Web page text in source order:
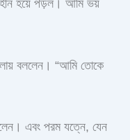
হয়ে পড়ল। আমি ভয়
বললেন। “আমি তোকে
এবং পরম যত্নে, যেন